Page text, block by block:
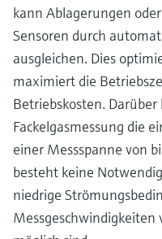
kann Ablagerungen
Sensoren durch
ausgleichen. Dies
maximiert die
Betriebskosten.
Fackelgasmessung die
einer Messspanne von
besteht keine
niedrige